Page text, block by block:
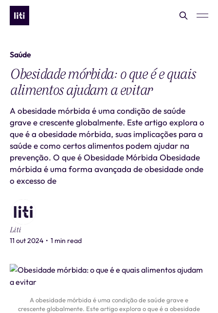
Saúde
Obesidade mórbida: o que é e quais
alimentos ajudam a evitar
A obesidade mórbida é uma condição de saúde
grave e crescente globalmente. Este artigo explora o
que é a obesidade mórbida, suas implicações para a
saúde e como certos alimentos podem ajudar na
prevenção. O que é Obesidade Mórbida Obesidade
mórbida é uma forma avançada de obesidade onde
o excesso de
Liti
11 out 2024 • 1 min read
A obesidade mórbida é uma condição de saúde grave e
crescente globalmente. Este artigo explora o que é a obesidade